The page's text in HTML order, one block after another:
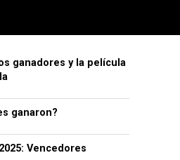
ganadores y la película
ganaron?
Vencedores